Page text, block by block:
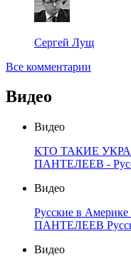
Сергей Лущ
Все комментарии
Видео
Видео
КТО ТАКИЕ
ПАНТЕЛЕЕВ -
Видео
Русские в
ПАНТЕЛЕЕВ
Видео